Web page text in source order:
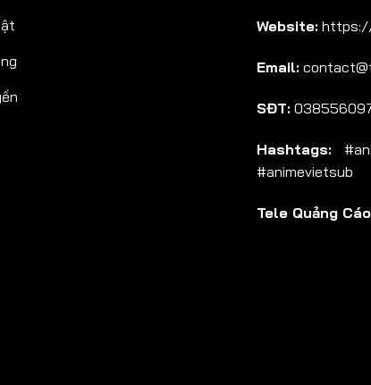
39
40
41
Website:
Email:
SĐT:
Hashtags:
#animevietsub
Tele Quảng